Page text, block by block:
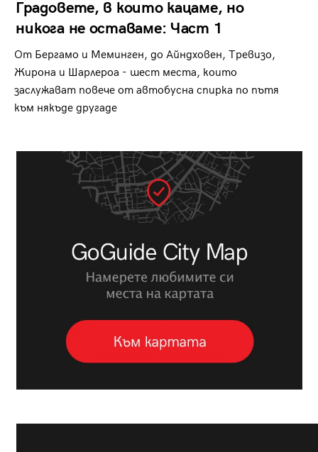
Градовете, в които кацаме, но
никога не оставаме: Част 1
От Бергамо и Меминген, до Айндховен, Тревизо,
Жирона и Шарлероа - шест места, които
заслужават повече от автобусна спирка по пътя
към някъде другаде